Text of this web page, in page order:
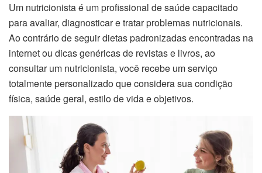
Um nutricionista é um profissional de saúde capacitado
para avaliar, diagnosticar e tratar problemas nutricionais.
Ao contrário de seguir dietas padronizadas encontradas na
internet ou dicas genéricas de revistas e livros, ao
consultar um nutricionista, você recebe um serviço
totalmente personalizado que considera sua condição
física, saúde geral, estilo de vida e objetivos.